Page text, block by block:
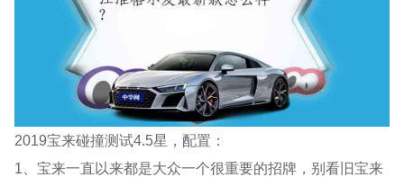
2019宝来碰撞测试4.5星，配置：
1、宝来一直以来都是大众一个很重要的招牌，别看旧宝来